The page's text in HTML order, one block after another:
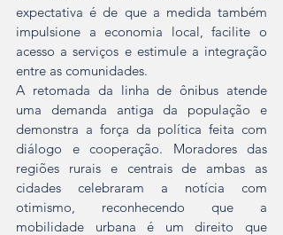
expectativa é de que a medida também
impulsione a economia local, facilite o
acesso a serviços e estimule a integração
entre as comunidades.
A retomada da linha de ônibus atende
uma demanda antiga da população e
demonstra a força da política feita com
diálogo e cooperação. Moradores das
regiões rurais e centrais de ambas as
cidades celebraram a notícia com
otimismo, reconhecendo que a
mobilidade urbana é um direito que